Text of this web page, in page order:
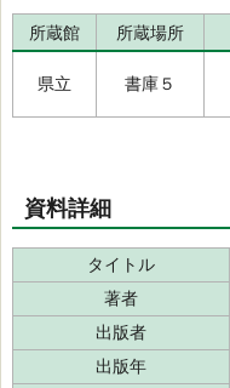
所蔵館 所蔵場所
県立 書庫５
資料詳細
タイトル
著者
出版者
出版年